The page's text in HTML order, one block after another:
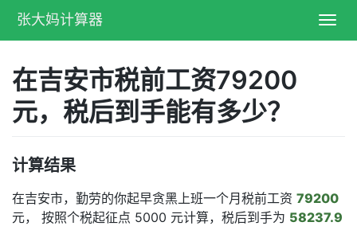
张大妈计算器
在吉安市税前工资79200
元，税后到手能有多少？
计算结果
在吉安市，勤劳的你起早贪黑上班一个月税前工资 79200
元， 按照个税起征点 5000 元计算，税后到手为 58237.9